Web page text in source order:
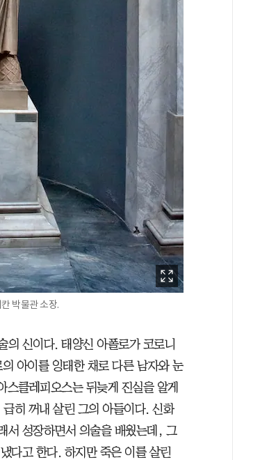
박물관 소장.
의 신이다. 태양신 아폴로가 코로니
아이를 잉태한 채로 다른 남자와 눈
클레피오스는 뒤늦게 진실을 알게
히 꺼내 살린 그의 아들이다. 신화
서 성장하면서 의술을 배웠는데, 그
다고 한다. 하지만 죽은 이를 살린